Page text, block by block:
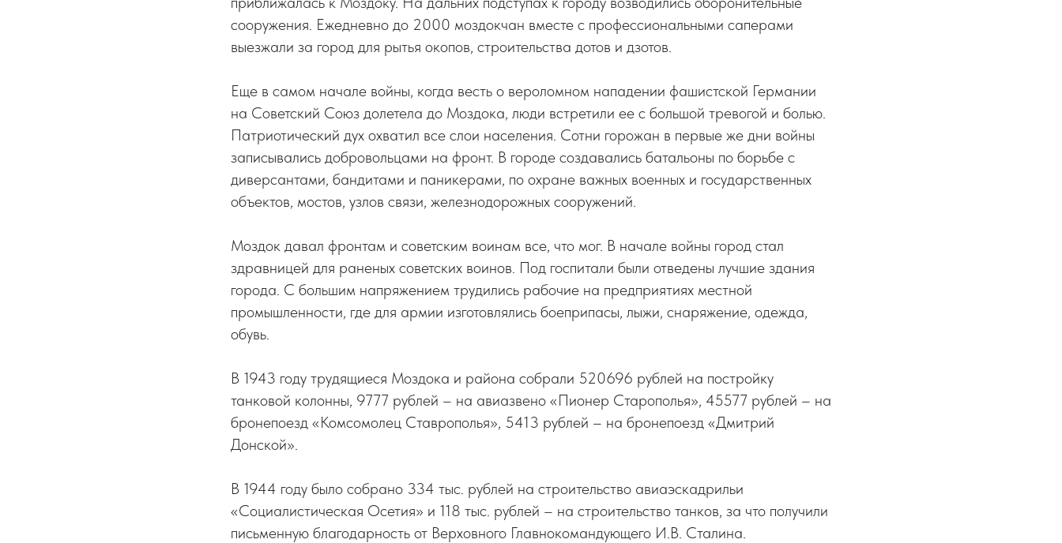
сооружения. Ежедневно до 2000 моздокчан вместе с профессиональными саперами
выезжали за город для рытья окопов, строительства дотов и дзотов.
Еще в самом начале войны, когда весть о вероломном нападении фашистской Германии
на Советский Союз долетела до Моздока, люди встретили ее с большой тревогой и болью.
Патриотический дух охватил все слои населения. Сотни горожан в первые же дни войны
записывались добровольцами на фронт. В городе создавались батальоны по борьбе с
диверсантами, бандитами и паникерами, по охране важных военных и государственных
объектов, мостов, узлов связи, железнодорожных сооружений.
Моздок давал фронтам и советским воинам все, что мог. В начале войны город стал
здравницей для раненых советских воинов. Под госпитали были отведены лучшие здания
города. С большим напряжением трудились рабочие на предприятиях местной
промышленности, где для армии изготовлялись боеприпасы, лыжи, снаряжение, одежда,
обувь.
В 1943 году трудящиеся Моздока и района собрали 520696 рублей на постройку
танковой колонны, 9777 рублей – на авиазвено «Пионер Старополья», 45577 рублей – на
бронепоезд «Комсомолец Ставрополья», 5413 рублей – на бронепоезд «Дмитрий
Донской».
В 1944 году было собрано 334 тыс. рублей на строительство авиаэскадрильи
«Социалистическая Осетия» и 118 тыс. рублей – на строительство танков, за что получили
письменную благодарность от Верховного Главнокомандующего И.В. Сталина.